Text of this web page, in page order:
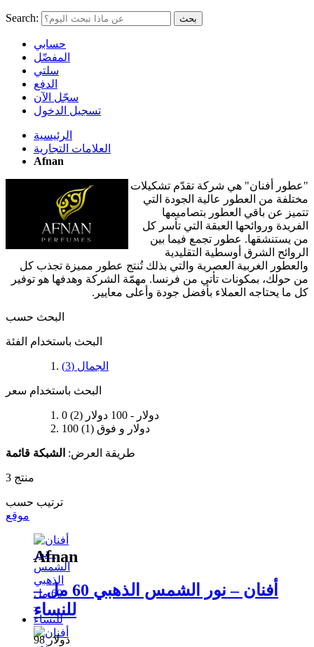
Search: بحث
حسابي
المفضّل
سلتي
الدفع
سجّل الآن
تسجيل الدخول
الرئيسية
العلامات التجارية
Afnan
"عطور أفنان" هي شركة تقدّم تشكيلات
مختلفة من العطور عالية الجودة التي
تتميز عن باقي العطور بتصاميمها
الفريدة وروائحها العبقة التي تأسر كل
من يستنشقها. عطور تجمع فيما بين
الروائح الشرق أوسطية التقليدية
والعطور الغربية العصرية والتي بذلك تُنتج عطور مميزة تجذب كل
من حولك، بمكونات تأتي من فرنسا. مهمّة الشركة وهدفها هو توفير
كل ما يحتاجه العملاء بأفضل جودة وأعلى معايير.
البحث حسب
البحث باستخدام الفئة
الجمال (
3
)
البحث باستخدام سعر
0 دولار - 100 دولار (
2
)
100 دولار و فوق (
1
)
طريقة العرض: الشبكة قائمة
3 منتج
ترتيب حسب
موقع
Afnan
أفنان – نور الشمس الذهبي 60 مل –
للنساء
98 دولار